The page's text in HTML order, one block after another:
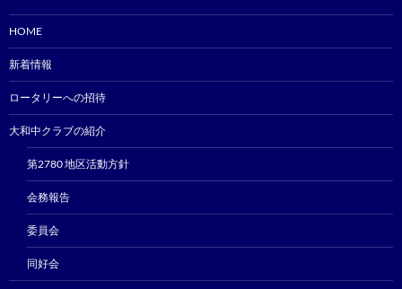
HOME
新着情報
ロータリーへの招待
大和中クラブの紹介
第2780 地区活動方針
会務報告
委員会
同好会